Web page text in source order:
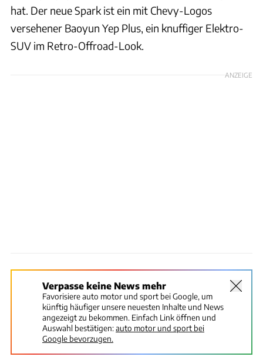
hat. Der neue Spark ist ein mit Chevy-Logos
versehener Baoyun Yep Plus, ein knuffiger Elektro-
SUV im Retro-Offroad-Look.
ANZEIGE
Verpasse keine News mehr
Favorisiere auto motor und sport bei Google, um
künftig häufiger unsere neuesten Inhalte und News
angezeigt zu bekommen. Einfach Link öffnen und
Auswahl bestätigen:auto motor und sport bei
Google bevorzugen.